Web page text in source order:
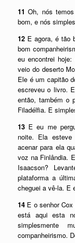
11 Oh, nós
bom, e nós
12 E agora, é tão
bom
eu encontrei
veio do deserto
Ele é um capitão
escreveu o livro.
então, também o
Filadélfia. E
13 E eu me
noite. Ela
acenar para ela
voz na Finlândia.
Isaacson?
plataforma a
cheguei a vê-la. E
14 E o senhor
está aqui esta
simplesmente
companheirismo.